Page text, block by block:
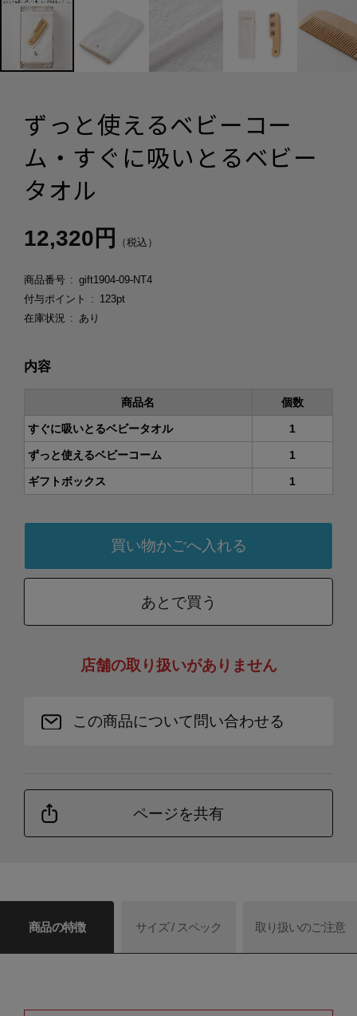
ずっと使えるベビーコー
ム・すぐに吸いとるベビー
タオル
12,320円 （税込）
商品番号
gift1904-09-NT4
付与ポイント
123pt
在庫状況
あり
あとで買う
店舗の取り扱いがありません
内容
商品名 個数
すぐに吸いとるベビータオル 1
ずっと使えるベビーコーム 1
ギフトボックス 1
この商品について問い合わせる
ページを共有
商品の特徴 サイズ / スペック 取り扱いのご注意